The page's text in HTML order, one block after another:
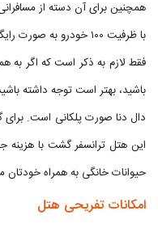
همچنین برای آن دسته از
با ظرفیت ۱۰۰ خودرو به صورت رایگان قابل استفاده است.
فقط لازم به ذکر است که اگر به
باشید، بهتر است توجه داشته
دال دنا صورت پلکانی است.
این هتل ترانسفر گشت با هزینه
حیوانات خانگی به همراه
امکانات تفریحی هتل